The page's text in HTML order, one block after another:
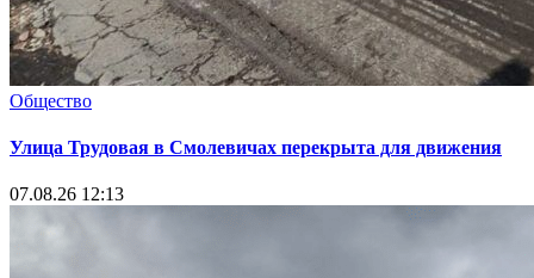
Общество
Улица Трудовая в Смолевичах перекрыта для движения
07.08.26 12:13